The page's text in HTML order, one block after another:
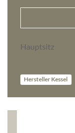
Hauptsitz
Hersteller Kessel